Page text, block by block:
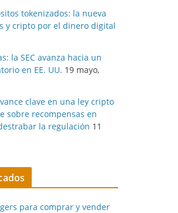
tokenizados: la nueva
y cripto por el dinero digital
la SEC avanza hacia un
en EE. UU. 19 mayo,
clave en una ley cripto
sobre recompensas en
la regulación 11
para comprar y vender